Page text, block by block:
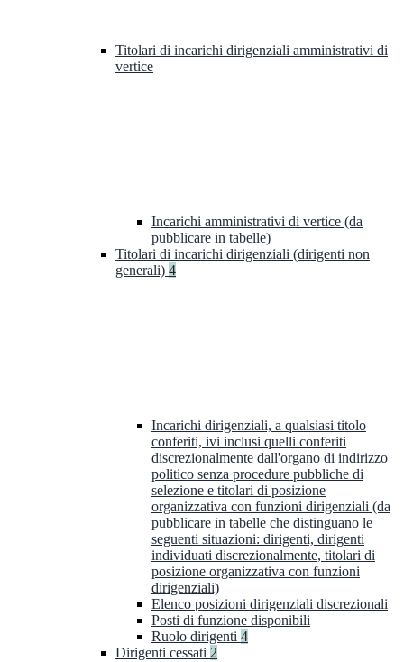
Titolari di incarichi dirigenziali amministrativi di
vertice
Incarichi amministrativi di vertice (da
pubblicare in tabelle)
Titolari di incarichi dirigenziali (dirigenti non
generali) 4
Incarichi dirigenziali, a qualsiasi titolo
conferiti, ivi inclusi quelli conferiti
discrezionalmente dall'organo di indirizzo
politico senza procedure pubbliche di
selezione e titolari di posizione
organizzativa con funzioni dirigenziali (da
pubblicare in tabelle che distinguano le
seguenti situazioni: dirigenti, dirigenti
individuati discrezionalmente, titolari di
posizione organizzativa con funzioni
dirigenziali)
Elenco posizioni dirigenziali discrezionali
Posti di funzione disponibili
Ruolo dirigenti 4
Dirigenti cessati 2